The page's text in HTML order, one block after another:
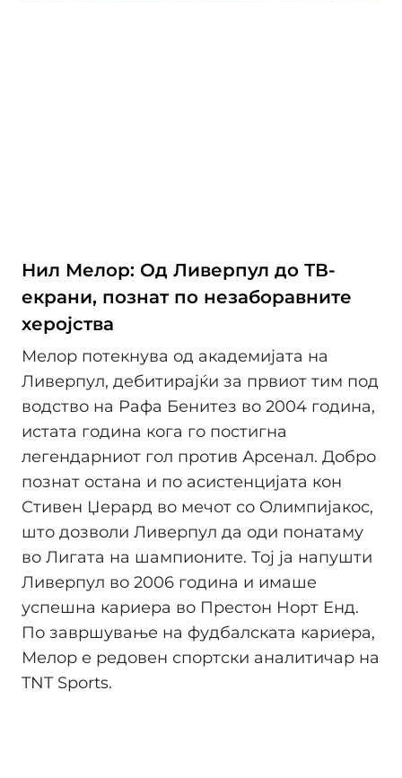
Нил Мелор: Од Ливерпул до ТВ-
екрани, познат по незаборавните
херојства
Мелор потекнува од академијата на
Ливерпул, дебитирајќи за првиот тим под
водство на Рафа Бенитез во 2004 година,
истата година кога го постигна
легендарниот гол против Арсенал. Добро
познат остана и по асистенцијата кон
Стивен Џерард во мечот со Олимпијакос,
што дозволи Ливерпул да оди понатаму
во Лигата на шампионите. Тој ја напушти
Ливерпул во 2006 година и имаше
успешна кариера во Престон Норт Енд.
По завршување на фудбалската кариера,
Мелор е редовен спортски аналитичар на
TNT Sports.